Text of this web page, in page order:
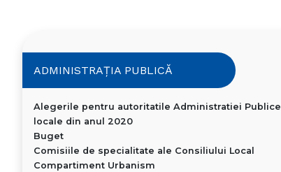
ADMINISTRAȚIA PUBLICĂ
Alegerile pentru autoritatile Administratiei Publice
locale din anul 2020
Buget
Comisiile de specialitate ale Consiliului Local
Compartiment Urbanism